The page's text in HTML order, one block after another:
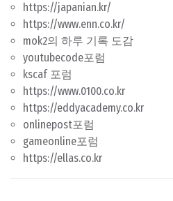
https://japanian.kr/
https://www.enn.co.kr/
mok2의 하루 기록 도감
youtubecode포럼
kscaf 포럼
https://www.0100.co.kr
https://eddyacademy.co.kr
onlinepost포럼
gameonline포럼
https://ellas.co.kr